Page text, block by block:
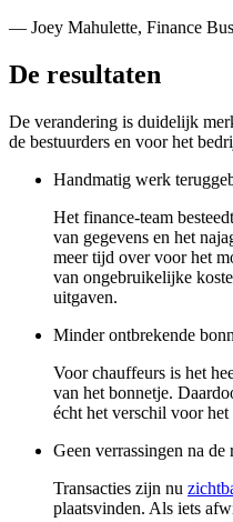
— Joey Mahulette, Finance
De resultaten
De verandering is duidelijk
de bestuurders en voor het
Handmatig werk
Het finance-team
van gegevens en het
meer tijd over voor het
van ongebruikelijke
uitgaven.
Minder ontbrekende
Voor chauffeurs is het
van het bonnetje.
écht het verschil voor
Geen verrassingen na de
Transacties zijn nu
plaatsvinden. Als iets